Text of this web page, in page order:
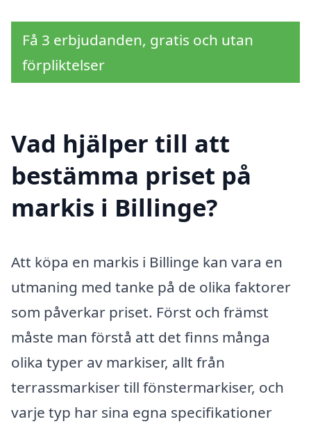
Få 3 erbjudanden, gratis och utan
förpliktelser
Vad hjälper till att
bestämma priset på
markis i Billinge?
Att köpa en markis i Billinge kan vara en
utmaning med tanke på de olika faktorer
som påverkar priset. Först och främst
måste man förstå att det finns många
olika typer av markiser, allt från
terrassmarkiser till fönstermarkiser, och
varje typ har sina egna specifikationer